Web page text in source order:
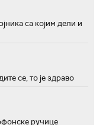
са којим дели и
се, то је здраво
ручице